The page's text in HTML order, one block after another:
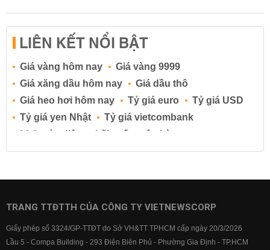
LIÊN KẾT NỔI BẬT
Giá vàng hôm nay
Giá vàng 9999
Giá xăng dầu hôm nay
Giá dầu thô
Giá heo hơi hôm nay
Tỷ giá euro
Tỷ giá USD
Tỷ giá yen Nhật
Tỷ giá vietcombank
Lịch cúp điện
Lãi suất ngân hàng
Lãi suất tiết kiệm
Lãi suất tiền gửi
Lãi suất ngân hàng BIDV
Lãi suất ngân hàng Vietcombank
TRANG TTĐTTH CỦA CÔNG TY VIETNEWSCORP
Giấy phép số 3324/GP-TTĐT do Sở VH&TT TPHCM cấp ngày 20/3/2026
Lầu 5 - Compa Building - 293 Điện Biên Phủ - Phường Gia Định - TP.HCM